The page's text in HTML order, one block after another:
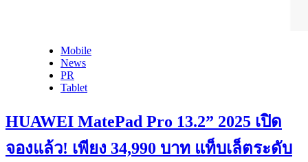
Mobile
News
PR
Tablet
HUAWEI MatePad Pro 13.2” 2025 เปิด
จองแล้ว! เพียง 34,990 บาท แท็บเล็ตระดับ